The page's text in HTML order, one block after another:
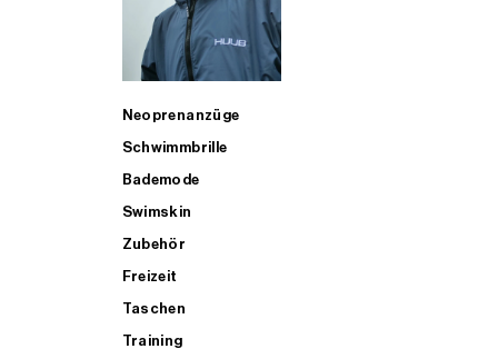
Neoprenanzüge
Schwimmbrille
Bademode
Swimskin
Zubehör
Freizeit
Taschen
Training